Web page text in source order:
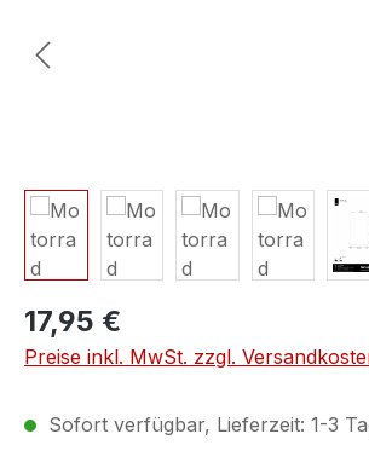
17,95 €
Preise inkl. MwSt. zzgl.
Sofort verfügbar, Lieferzeit: 1-3